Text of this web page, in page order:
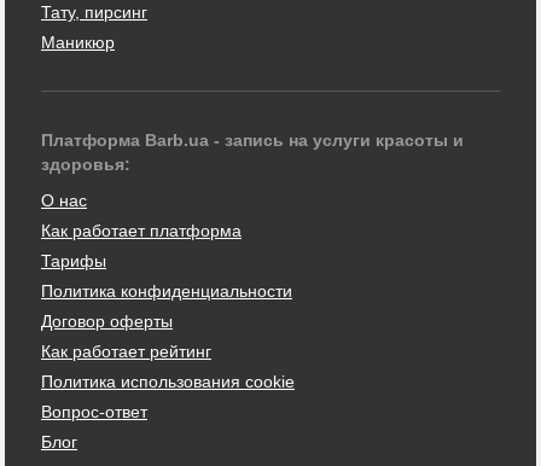
Тату, пирсинг
Маникюр
Платформа Barb.ua - запись на услуги красоты и
здоровья:
О нас
Как работает платформа
Тарифы
Политика конфиденциальности
Договор оферты
Как работает рейтинг
Политика использования cookie
Вопрос-ответ
Блог